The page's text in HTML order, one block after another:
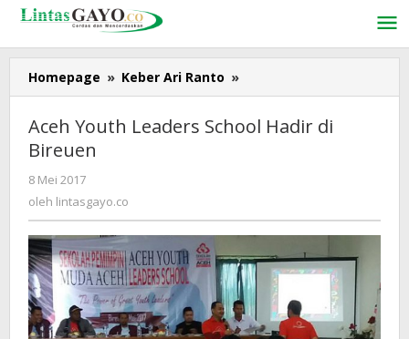
Lewati
konten
Homepage » Keber Ari Ranto »
Youth
Leaders
School
Aceh Youth Leaders School Hadir di
Bireuen
8 Mei 2017
lintasgayo.co
oleh lintasgayo.co